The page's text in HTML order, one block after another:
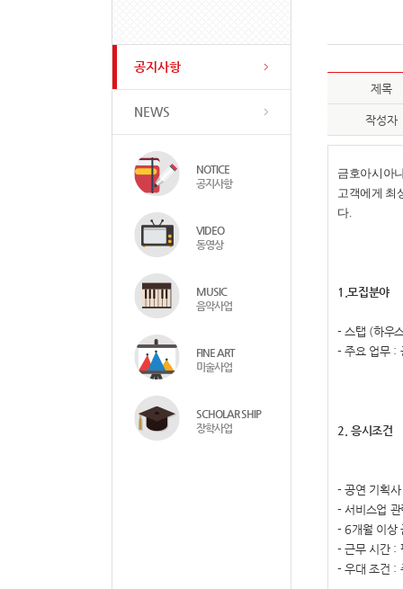
공지사항
NEWS
NOTICE
공지사항
VIDEO
동영상
MUSIC
음악사업
FINE ART
미술사업
SCHOLAR SHIP
장학사업
제목
작성자
금호아시아
고객에게 최
다.
1.모집분야
-스탭 (하우
-주요 업무:
2. 응시조건
-공연 기획
-서비스업
- 6개월 이상
-근무 시간:
-우대 조건 :